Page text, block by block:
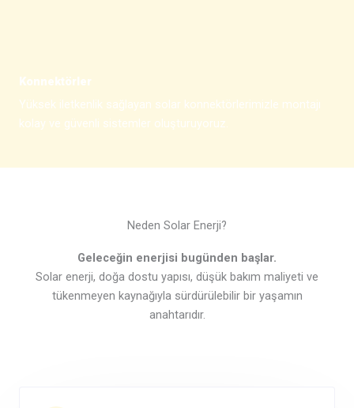
Konnektörler
Yüksek iletkenlik sağlayan solar konnektörlerimizle montajı
kolay ve güvenli sistemler oluşturuyoruz.
Neden Solar Enerji?
Geleceğin enerjisi bugünden başlar.
Solar enerji, doğa dostu yapısı, düşük bakım maliyeti ve
tükenmeyen kaynağıyla sürdürülebilir bir yaşamın
anahtarıdır.